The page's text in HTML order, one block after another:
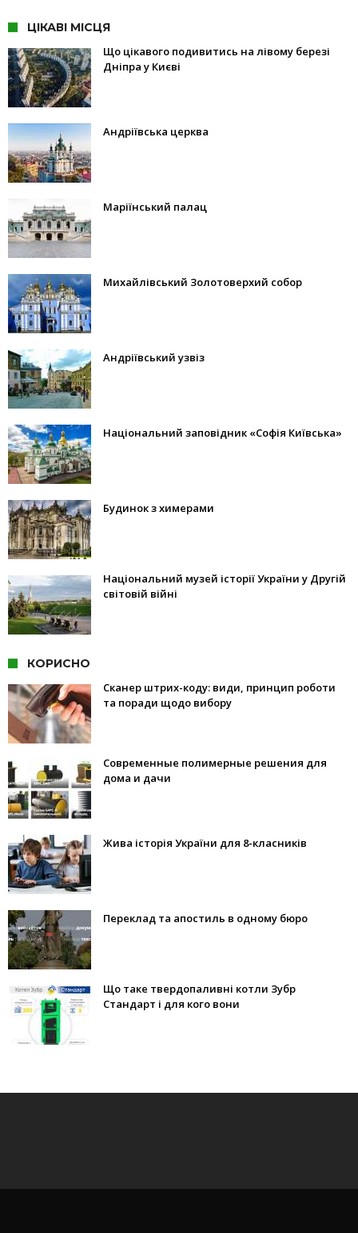
ЦІКАВІ МІСЦЯ
Що цікавого подивитись на лівому березі
Дніпра у Києві
Андріївська церква
Маріїнський палац
Михайлівський Золотоверхий собор
Андріївський узвіз
Національний заповідник «Софія Київська»
Будинок з химерами
Національний музей історії України у Другій
світовій війні
КОРИСНО
Сканер штрих-коду: види, принцип роботи
та поради щодо вибору
Современные полимерные решения для
дома и дачи
Жива історія України для 8-класників
Переклад та апостиль в одному бюро
Що таке твердопаливні котли Зубр
Стандарт і для кого вони